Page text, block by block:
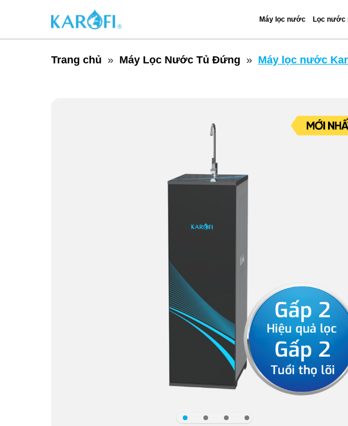
Máy lọc nước Lọc nước
Trang chủ Máy Lọc Nước Tủ Đứng Máy lọc nước